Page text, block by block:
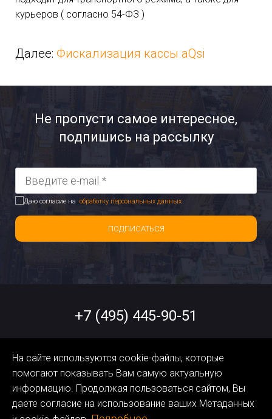
курьеров ( согласно 54-ФЗ )
Далее: Фискализация кассы aQsi
Не пропусти самое интересное,
подпишись на рассылку
Даю согласие на обработку персональных данных
ПОДПИСАТЬСЯ
+7 (495) 445-90-51
Политика обработки
Персональных Данных
На сайте используются cookie-файлы, которые
помогают показывать Вам самую актуальную
информацию. Продолжая пользоваться сайтом, Вы
даете согласие на использование ваших Метаданных